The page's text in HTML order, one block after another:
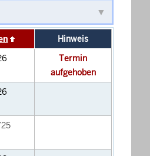
Hinweis
Termin
aufgehoben